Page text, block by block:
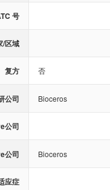
号
/区域
复方 否
公司 Bioceros
公司
公司 Bioceros
应症